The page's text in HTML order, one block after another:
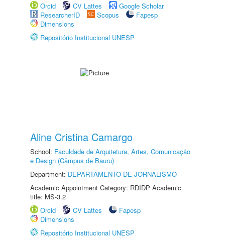
Orcid
CV Lattes
Google Scholar
ResearcherID
Scopus
Fapesp
Dimensions
Repositório Institucional UNESP
Aline Cristina Camargo
School: Faculdade de Arquitetura, Artes, Comunicação
e Design (Câmpus de Bauru)
Department: DEPARTAMENTO DE JORNALISMO
Academic Appointment Category: RDIDP Academic
title: MS-3.2
Orcid
CV Lattes
Fapesp
Dimensions
Repositório Institucional UNESP